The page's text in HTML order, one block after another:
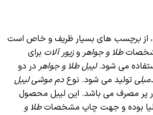
، از برچسب های بسیار ظریف و خاص است
طلا و جواهر وزیور آلات برای
می شود.لیبل طلا و جواهر در دو
تولید می شود. نوعدم موشی لیبل
پر مصرف می باشد. این لیبل محصول
بوده و جهت چاپ مشخصاتطلا و